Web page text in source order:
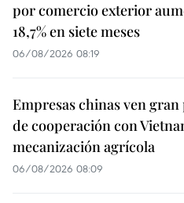
por comercio exterior
18,7% en siete meses
06/08/2026 08:19
Empresas chinas ven
de cooperación con
mecanización agrícola
06/08/2026 08:09